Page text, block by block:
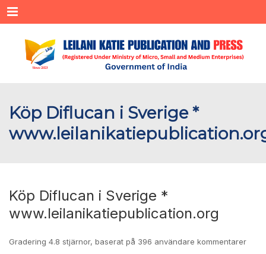
Menu
Köp Diflucan i Sverige *
Köp Diflucan i Sverige *
www.leilanikatiepublication.org
Gradering 4.8 stjärnor, baserat på 396 användare kommentarer